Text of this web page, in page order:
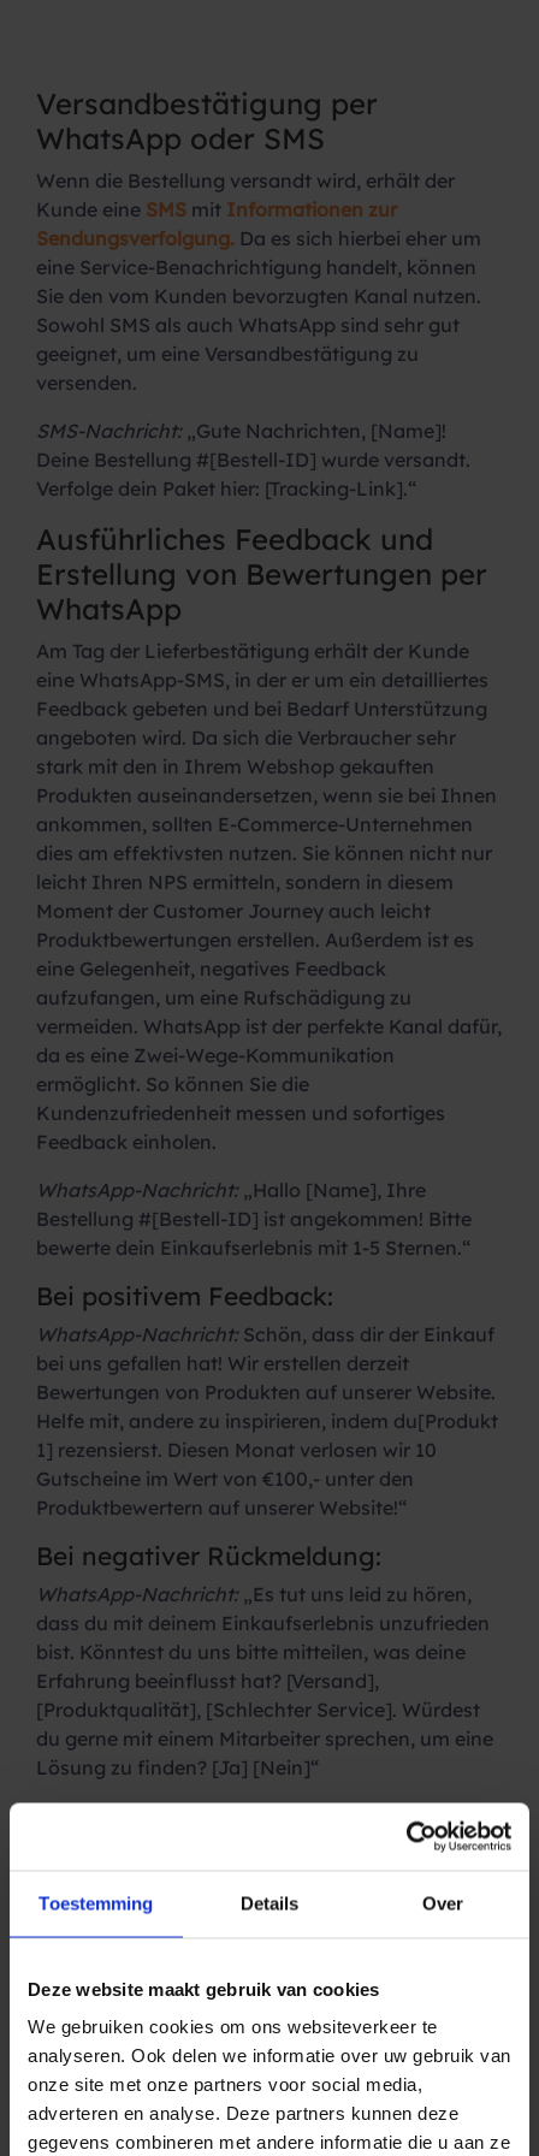
Toestemming Details Over
Deze website maakt gebruik van cookies
We gebruiken cookies om ons websiteverkeer te
analyseren. Ook delen we informatie over uw gebruik van
onze site met onze partners voor social media,
adverteren en analyse. Deze partners kunnen deze
gegevens combineren met andere informatie die u aan ze
Versandbestätigung per
WhatsApp oder SMS
Wenn die Bestellung versandt wird, erhält der
Kunde eine SMS mit Informationen zur
Sendungsverfolgung. Da es sich hierbei eher um
eine Service-Benachrichtigung handelt, können
Sie den vom Kunden bevorzugten Kanal nutzen.
Sowohl SMS als auch WhatsApp sind sehr gut
geeignet, um eine Versandbestätigung zu
versenden.
SMS-Nachricht:„Gute Nachrichten, [Name]!
Deine Bestellung #[Bestell-ID] wurde versandt.
Verfolge dein Paket hier: [Tracking-Link].“
Ausführliches Feedback und
Erstellung von Bewertungen per
WhatsApp
Am Tag der Lieferbestätigung erhält der Kunde
eine WhatsApp-SMS, in der er um ein detailliertes
Feedback gebeten und bei Bedarf Unterstützung
angeboten wird. Da sich die Verbraucher sehr
stark mit den in Ihrem Webshop gekauften
Produkten auseinandersetzen, wenn sie bei Ihnen
ankommen, sollten E-Commerce-Unternehmen
dies am effektivsten nutzen. Sie können nicht nur
leicht Ihren NPS ermitteln, sondern in diesem
Moment der Customer Journey auch leicht
Produktbewertungen erstellen. Außerdem ist es
eine Gelegenheit, negatives Feedback
aufzufangen, um eine Rufschädigung zu
vermeiden. WhatsApp ist der perfekte Kanal dafür,
da es eine Zwei-Wege-Kommunikation
ermöglicht. So können Sie die
Kundenzufriedenheit messen und sofortiges
Feedback einholen.
WhatsApp-Nachricht:„Hallo [Name], Ihre
Bestellung #[Bestell-ID] ist angekommen! Bitte
bewerte dein Einkaufserlebnis mit 1-5 Sternen.“
Bei positivem Feedback:
WhatsApp-Nachricht:Schön, dass dir der Einkauf
bei uns gefallen hat! Wir erstellen derzeit
Bewertungen von Produkten auf unserer Website.
Helfe mit, andere zu inspirieren, indem du[Produkt
1] rezensierst. Diesen Monat verlosen wir 10
Gutscheine im Wert von €100,- unter den
Produktbewertern auf unserer Website!“
Bei negativer Rückmeldung:
WhatsApp-Nachricht:„Es tut uns leid zu hören,
dass du mit deinem Einkaufserlebnis unzufrieden
bist. Könntest du uns bitte mitteilen, was deine
Erfahrung beeinflusst hat? [Versand],
[Produktqualität], [Schlechter Service]. Würdest
du gerne mit einem Mitarbeiter sprechen, um eine
Lösung zu finden? [Ja] [Nein]“
WhatsApp mit einem Agenten verbinden, kann
eines negativen Rufs gegenüber Ihrem
Unternehmen verringert oder ganz verhindert
einer Steigerung Ihres Ansehens führen.
Melden Sie sich per SMS für
einen wiederkehrenden
Newsletter über WhatsApp an